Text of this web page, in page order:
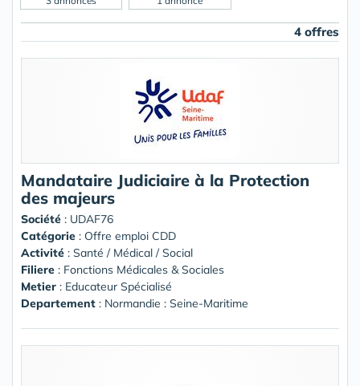
4 offres
Mandataire Judiciaire à la Protection
des majeurs
Société : UDAF76
Catégorie : Offre emploi CDD
Activité : Santé / Médical / Social
Filiere : Fonctions Médicales & Sociales
Metier : Educateur Spécialisé
Departement : Normandie : Seine-Maritime